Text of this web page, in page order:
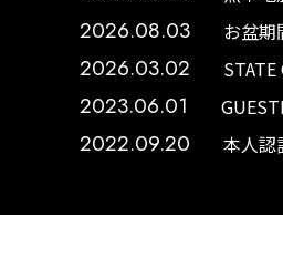
2026.08.03 お盆期
2026.03.02
2023.06.01
2022.09.20 本人認